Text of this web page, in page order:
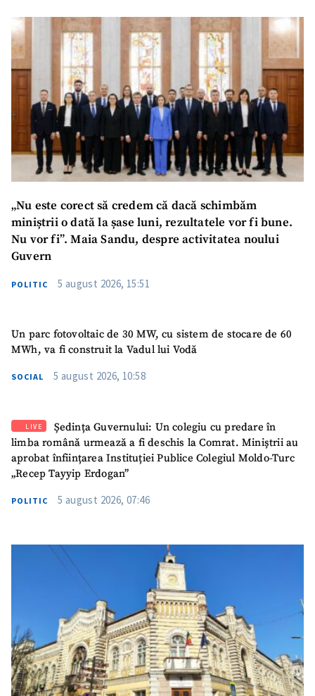
SUSȚINE
„Nu este corect să credem că dacă schimbăm
miniștrii o dată la șase luni, rezultatele vor fi bune.
Nu vor fi”. Maia Sandu, despre activitatea noului
Guvern
POLITIC 5 august 2026, 15:51
Un parc fotovoltaic de 30 MW, cu sistem de stocare de 60
MWh, va fi construit la Vadul lui Vodă
SOCIAL 5 august 2026, 10:58
LIVE
Ședința Guvernului: Un colegiu cu predare în
limba română urmează a fi deschis la Comrat. Miniștrii au
aprobat înființarea Instituției Publice Colegiul Moldo-Turc
„Recep Tayyip Erdogan”
POLITIC 5 august 2026, 07:46
confidențialitate.
TRIMITE ȘTIREA